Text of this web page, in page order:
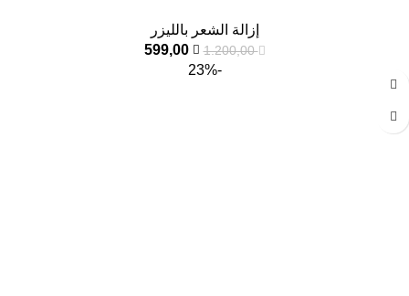
إزالة الشعر بالليزر
1.200,00
599,00
-23%